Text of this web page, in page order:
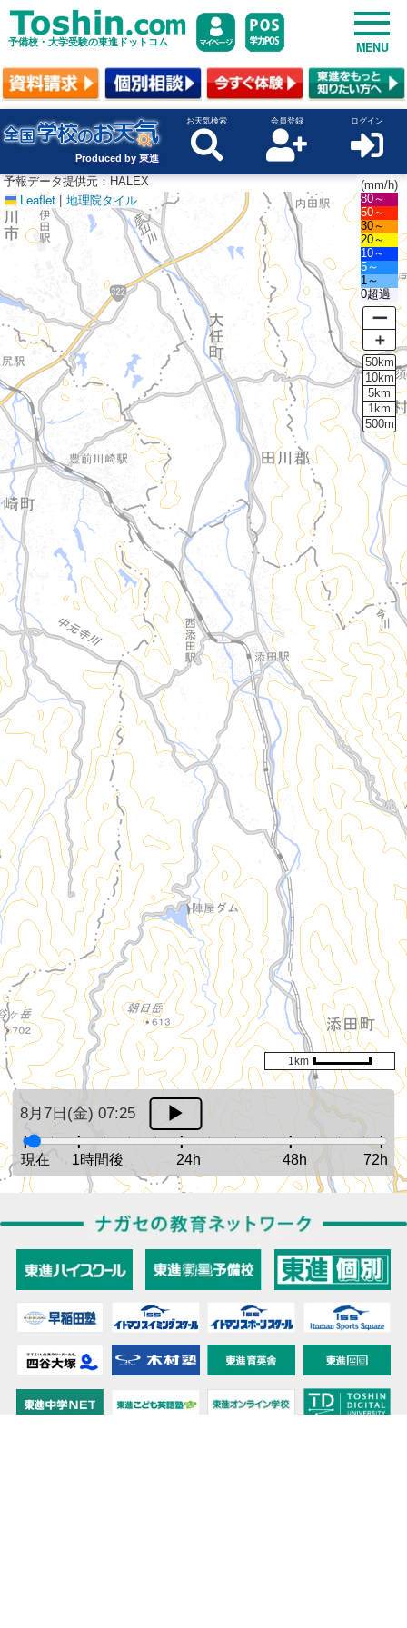
予備校・大学受験の東進ドットコム MENU
Produced by 東進
お天気検索 会員登録 ログイン
Leaflet | 地理院タイル
8月7日(金) 07:25
現在 1時間後 24h 48h 72h
1km
(mm/h)
80～
50～
30～
20～
10～
5～
1～
0超過
ー
＋
50km
10km
5km
1km
500m
予報データ提供元：HALEX